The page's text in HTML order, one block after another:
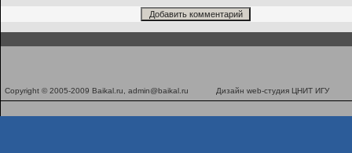
Copyright © 2005-2009 Baikal.ru, admin@baikal.ru Дизайн web-студия ЦНИТ ИГУ